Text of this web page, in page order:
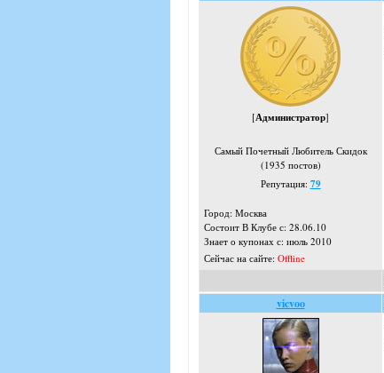
[Администратор]
Самый Почетный Любитель Скидок
(1935 постов)
Репутация: 79
Город: Москва
Состоит В Клубе с: 28.06.10
Знает о купонах с: июль 2010
Сейчас на сайте: Offline
vicvoo